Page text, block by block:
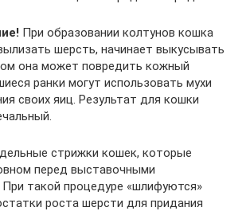
При образовании колтунов кошка
шерсть, начинает выкусывать
она может повредить кожный
ранки могут использовать мухи
своих яиц. Результат для кошки
стрижки кошек, которые
перед выставочными
такой процедуре «шлифуются»
роста шерсти для придания